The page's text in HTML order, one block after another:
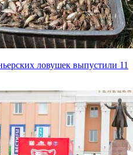
ловушек выпустили 11